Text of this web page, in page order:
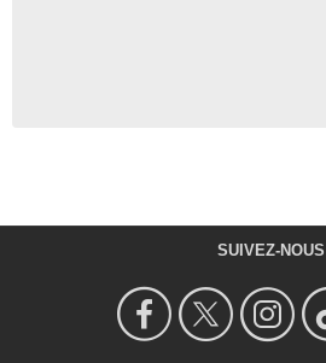
SUIVEZ-NOUS